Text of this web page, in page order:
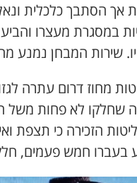
אך הסתבך כלכלית
במסגרת מעצרו
שירות המבחן נמנע
מחוז דרום עתרה
שחלקו לא פחות משל
הזכירה כי תצפת
בעברו חמש פעמים,